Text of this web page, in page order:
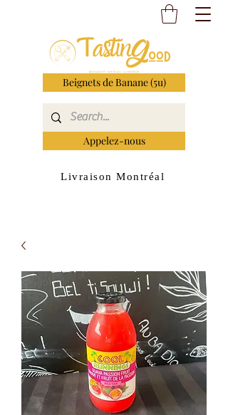
Beignets de Banane (5u)
Appelez-nous
Livraison Montréal